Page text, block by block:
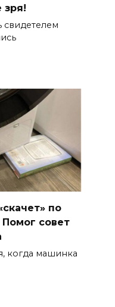
зря!
свидетелем
по
совет
когда машинка